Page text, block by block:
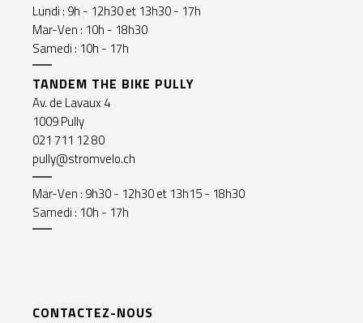
Lundi : 9h - 12h30 et 13h30 - 17h
Mar-Ven : 10h - 18h30
Samedi : 10h - 17h
TANDEM THE BIKE PULLY
Av. de Lavaux 4
1009 Pully
021 711 12 80
pully@stromvelo.ch
Mar-Ven : 9h30 - 12h30 et 13h15 - 18h30
Samedi : 10h - 17h
CONTACTEZ-NOUS